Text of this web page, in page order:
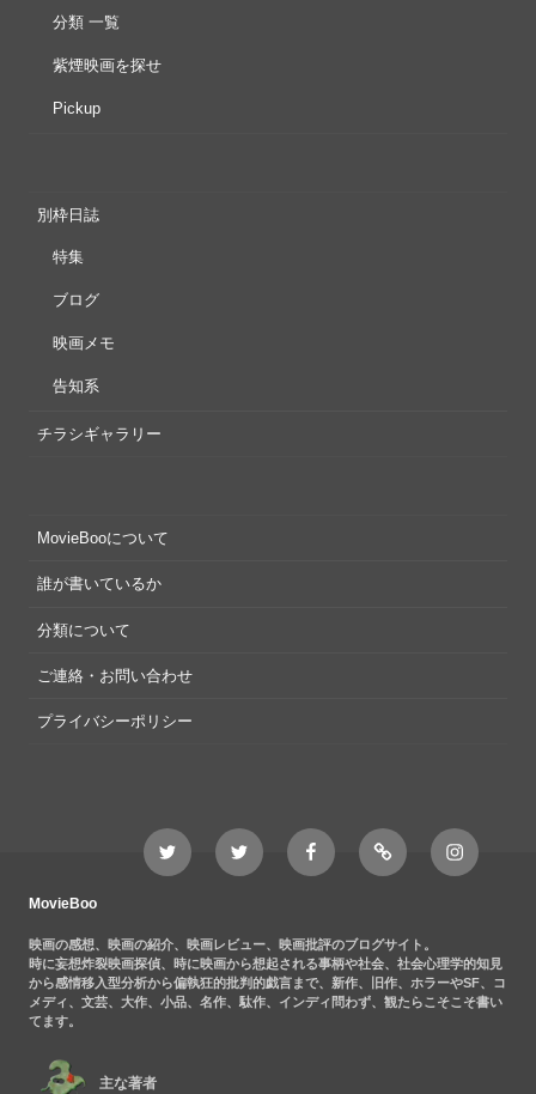
分類 一覧
紫煙映画を探せ
Pickup
別枠日誌
特集
ブログ
映画メモ
告知系
チラシギャラリー
MovieBooについて
誰が書いているか
分類について
ご連絡・お問い合わせ
プライバシーポリシー
Twitter
MovieBoo
Twitter
Nezshi
Movieboo
Facebook
Feedly
Instagram
Nezshi
MovieBoo
映画の感想、映画の紹介、映画レビュー、映画批評のブログサイト。
時に妄想炸裂映画探偵、時に映画から想起される事柄や社会、社会心理学的知見
から感情移入型分析から偏執狂的批判的戯言まで、新作、旧作、ホラーやSF、コ
メディ、文芸、大作、小品、名作、駄作、インディ問わず、観たらこそこそ書い
てます。
主な著者